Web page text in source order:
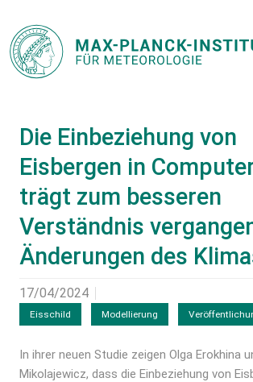
Die Einbeziehung von
Eisbergen in
trägt zum besseren
Verständnis
Änderungen des
17/04/2024
Eisschild Modellierung
In ihrer neuen Studie zeigen Olga Erokhina
Mikolajewicz, dass die Einbeziehung von